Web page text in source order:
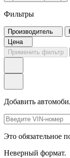
Фильтры
Производитель
Цена
Применить фильтр
Добавить
Это обязательное
Неверный формат.